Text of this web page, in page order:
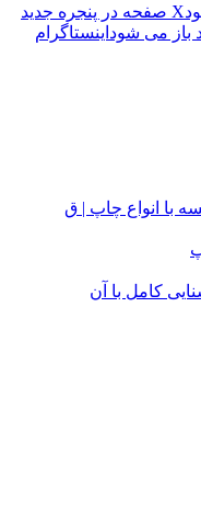
X صفحه در پنجره جدید
باز می شود اینستاگرام
کامل با آن